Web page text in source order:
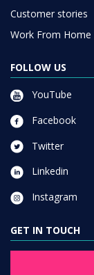
Customer stories
Work From Home
FOLLOW US
YouTube
Facebook
Twitter
Linkedin
Instagram
GET IN TOUCH